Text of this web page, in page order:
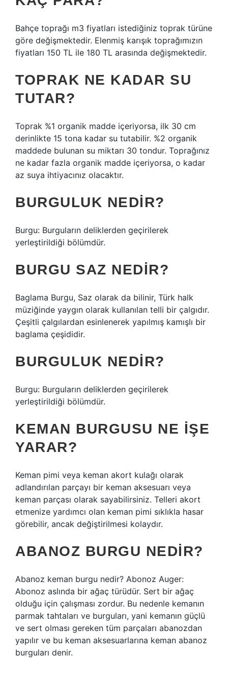
Bahçe toprağı m3 fiyatları istediğiniz toprak türüne
göre değişmektedir. Elenmiş karışık toprağımızın
fiyatları 150 TL ile 180 TL arasında değişmektedir.
TOPRAK NE KADAR SU
TUTAR?
Toprak %1 organik madde içeriyorsa, ilk 30 cm
derinlikte 15 tona kadar su tutabilir. %2 organik
maddede bulunan su miktarı 30 tondur. Toprağınız
ne kadar fazla organik madde içeriyorsa, o kadar
az suya ihtiyacınız olacaktır.
BURGULUK NEDIR?
Burgu: Burguların deliklerden geçirilerek
yerleştirildiği bölümdür.
BURGU SAZ NEDIR?
Baglama Burgu, Saz olarak da bilinir, Türk halk
müziğinde yaygın olarak kullanılan telli bir çalgıdır.
Çeşitli çalgılardan esinlenerek yapılmış kamışlı bir
baglama çeşididir.
BURGULUK NEDIR?
Burgu: Burguların deliklerden geçirilerek
yerleştirildiği bölümdür.
KEMAN BURGUSU NE IŞE
YARAR?
Keman pimi veya keman akort kulağı olarak
adlandırılan parçayı bir keman aksesuarı veya
keman parçası olarak sayabilirsiniz. Telleri akort
etmenize yardımcı olan keman pimi sıklıkla hasar
görebilir, ancak değiştirilmesi kolaydır.
ABANOZ BURGU NEDIR?
Abanoz keman burgu nedir? Abonoz Auger:
Abonoz aslında bir ağaç türüdür. Sert bir ağaç
olduğu için çalışması zordur. Bu nedenle kemanın
parmak tahtaları ve burguları, yani kemanın güçlü
ve sert olması gereken tüm parçaları abanozdan
yapılır ve bu keman aksesuarlarına keman abanoz
burguları denir.